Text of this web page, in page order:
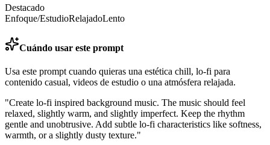
Destacado
Enfoque/EstudioRelajadoLento
Cuándo usar este prompt
Usa este prompt cuando quieras una estética chill, lo-fi para
contenido casual, videos de estudio o una atmósfera relajada.
"Create lo-fi inspired background music. The music should feel
relaxed, slightly warm, and slightly imperfect. Keep the rhythm
gentle and unobtrusive. Add subtle lo-fi characteristics like softness,
warmth, or a slightly dusty texture."